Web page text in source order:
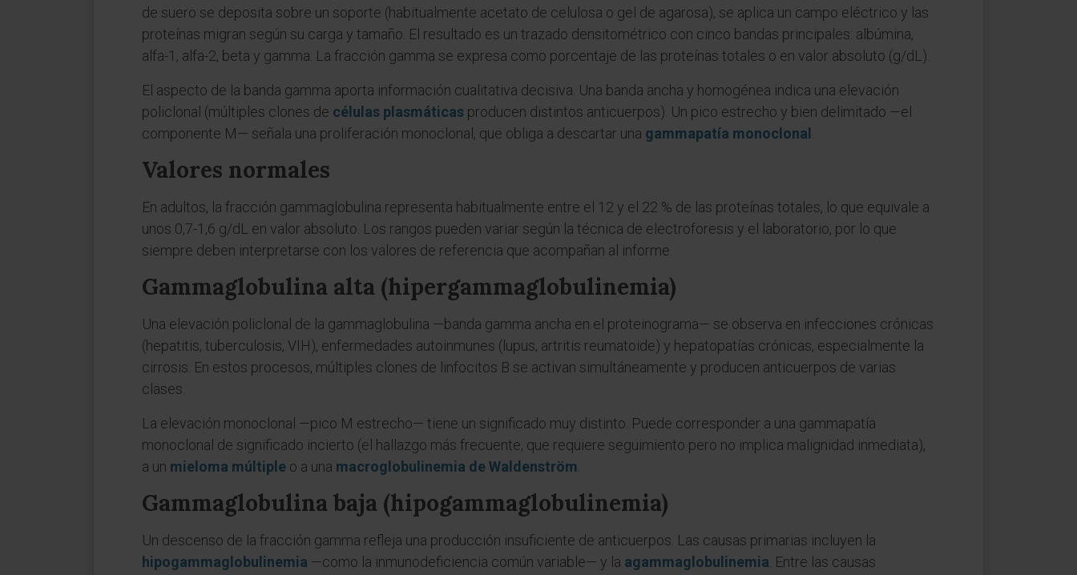
de suero se deposita sobre un soporte (habitualmente acetato de celulosa o gel de agarosa), se aplica un campo eléctrico y las
proteínas migran según su carga y tamaño. El resultado es un trazado densitométrico con cinco bandas principales: albúmina,
alfa-1, alfa-2, beta y gamma. La fracción gamma se expresa como porcentaje de las proteínas totales o en valor absoluto (g/dL).
El aspecto de la banda gamma aporta información cualitativa decisiva. Una banda ancha y homogénea indica una elevación
policlonal (múltiples clones de células plasmáticas producen distintos anticuerpos). Un pico estrecho y bien delimitado —el
componente M— señala una proliferación monoclonal, que obliga a descartar una gammapatía monoclonal
Valores normales
En adultos, la fracción gammaglobulina representa habitualmente entre el 12 y el 22 % de las proteínas totales, lo que equivale a
unos 0,7-1,6 g/dL en valor absoluto. Los rangos pueden variar según la técnica de electroforesis y el laboratorio, por lo que
siempre deben interpretarse con los valores de referencia que acompañan al informe.
Gammaglobulina alta (hipergammaglobulinemia)
Una elevación policlonal de la gammaglobulina —banda gamma ancha en el proteinograma— se observa en infecciones crónicas
(hepatitis, tuberculosis, VIH), enfermedades autoinmunes (lupus, artritis reumatoide) y hepatopatías crónicas, especialmente la
cirrosis. En estos procesos, múltiples clones de linfocitos B se activan simultáneamente y producen anticuerpos de varias
clases.
La elevación monoclonal —pico M estrecho— tiene un significado muy distinto. Puede corresponder a una gammapatía
monoclonal de significado incierto (el hallazgo más frecuente, que requiere seguimiento pero no implica malignidad inmediata),
a un mieloma múltiple o a una macroglobulinemia de Waldenström
Gammaglobulina baja (hipogammaglobulinemia)
Un descenso de la fracción gamma refleja una producción insuficiente de anticuerpos. Las causas primarias incluyen la
hipogammaglobulinemia —como la inmunodeficiencia común variable— y la agammaglobulinemia . Entre las causas